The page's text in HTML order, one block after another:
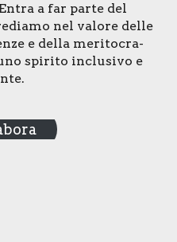
a far par­te del
nel valo­re del­le
e del­la meri­to­cra­
spi­ri­to inclu­si­vo e